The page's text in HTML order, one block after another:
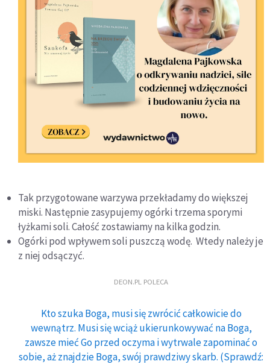
Tak przygotowane warzywa przekładamy do większej
miski. Następnie zasypujemy ogórki trzema sporymi
łyżkami soli. Całość zostawiamy na kilka godzin.
Ogórki pod wpływem soli puszczą wodę. Wtedy należy je
z niej odsączyć.
DEON.PL POLECA
Kto szuka Boga, musi się zwrócić całkowicie do
wewnątrz. Musi się wciąż ukierunkowywać na Boga,
zawsze mieć Go przed oczyma i wytrwale zapominać o
sobie, aż znajdzie Boga, swój prawdziwy skarb. (Sprawdź: